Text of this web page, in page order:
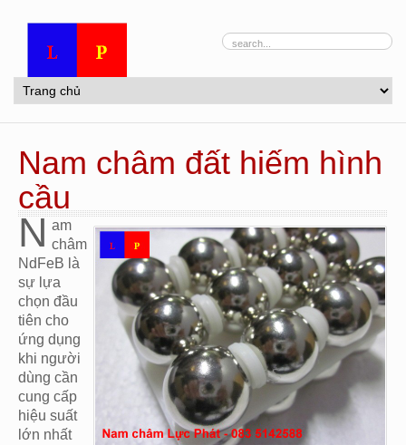
Nam châm đất hiếm hình
cầu
N am
châm
NdFeB là
sự lựa
chọn đầu
tiên cho
ứng dụng
khi người
dùng cần
cung cấp
hiệu suất
lớn nhất